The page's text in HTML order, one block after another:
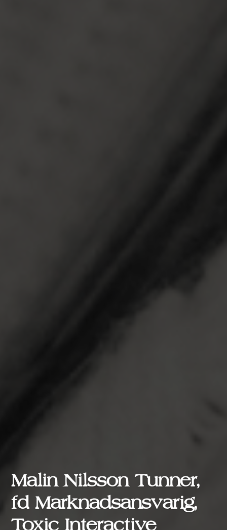
Malin Nilsson Tunner,
fd Marknadsansvarig,
Toxic Interactive